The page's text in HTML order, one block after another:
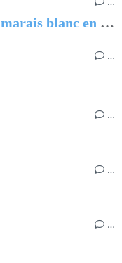
Promenade d'automne dans le marais blanc en Vendée
…
…
…
…